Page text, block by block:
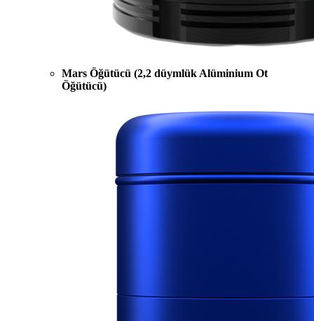
Mars Öğütücü (2,2 düymlük Alüminium Ot
Öğütücü)